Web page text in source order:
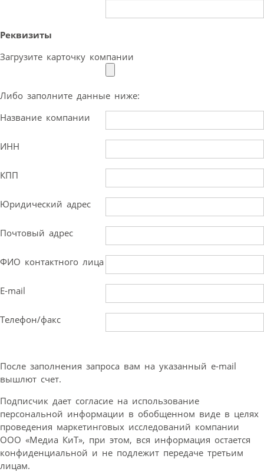
Реквизиты
Загрузите карточку компании
Либо заполните данные ниже:
Название компании
ИНН
КПП
Юридический адрес
Почтовый адрес
ФИО контактного лица
E-mail
Телефон/факс
После заполнения запроса вам на указанный e-mail
вышлют счет.
Подписчик дает согласие на использование
персональной информации в обобщенном виде в целях
проведения маркетинговых исследований компании
ООО «Медиа КиТ», при этом, вся информация остается
конфиденциальной и не подлежит передаче третьим
лицам.